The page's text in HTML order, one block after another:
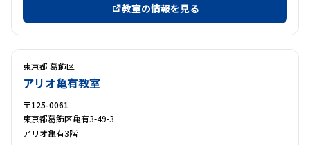
教室の情報を見る
東京都 葛飾区
アリオ亀有教室
〒125-0061
東京都葛飾区亀有3-49-3
アリオ亀有3階